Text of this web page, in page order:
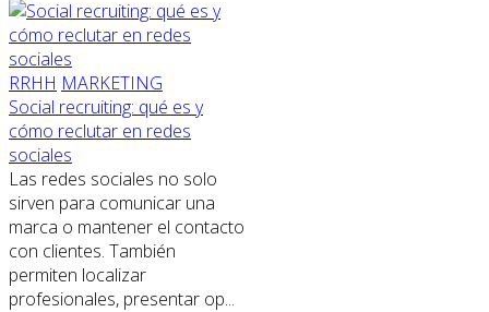
RRHH MARKETING
Social recruiting: qué es y
cómo reclutar en redes
sociales
Las redes sociales no solo
sirven para comunicar una
marca o mantener el contacto
con clientes. También
permiten localizar
profesionales, presentar op...